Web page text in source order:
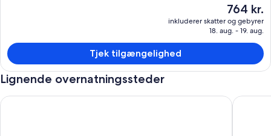
Den
nuværende
pris
764 kr.
inkluderer skatter og gebyrer
18. aug. - 19. aug.
Tjek tilgængelighed
Lignende overnatningssteder
Gazebo Motor Inn - Clean Motel Room nær Murray River,